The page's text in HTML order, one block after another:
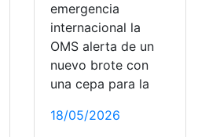
emergencia
internacional la
OMS alerta de un
nuevo brote con
una cepa para la
18/05/2026